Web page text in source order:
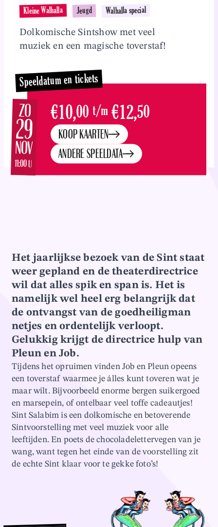
Overslaan en naar inhoud gaan
Kleine Walhalla Jeugd Walhalla special
Dolkomische Sintshow met veel
muziek en een magische toverstaf!
ZO
29
NOV
11:00 U
Speeldatum en tickets
€10,00 t/m €12,50
KOOP KAARTEN
ANDERE SPEELDATA
Het jaarlijkse bezoek van de Sint staat
weer gepland en de theaterdirectrice
wil dat alles spik en span is. Het is
namelijk wel heel erg belangrijk dat
de ontvangst van de goedheiligman
netjes en ordentelijk verloopt.
Gelukkig krijgt de directrice hulp van
Pleun en Job.
Tijdens het opruimen vinden Job en Pleun opeens
een toverstaf waarmee je álles kunt toveren wat je
maar wilt. Bijvoorbeeld enorme bergen suikergoed
en marsepein, of ontelbaar veel toffe cadeautjes!
Sint Salabim is een dolkomische en betoverende
Sintvoorstelling met veel muziek voor alle
leeftijden. En poets de chocoladelettervegen van je
wang, want tegen het einde van de voorstelling zit
de echte Sint klaar voor te gekke foto’s!